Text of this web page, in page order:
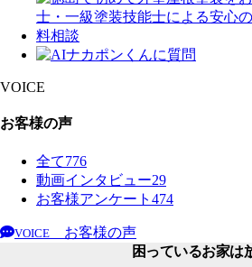
VOICE
お客様の声
全て776
動画インタビュー29
お客様アンケート 474
VOICE
お客様の声
困っているお家は